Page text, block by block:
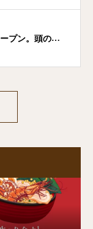
プン。頭の施